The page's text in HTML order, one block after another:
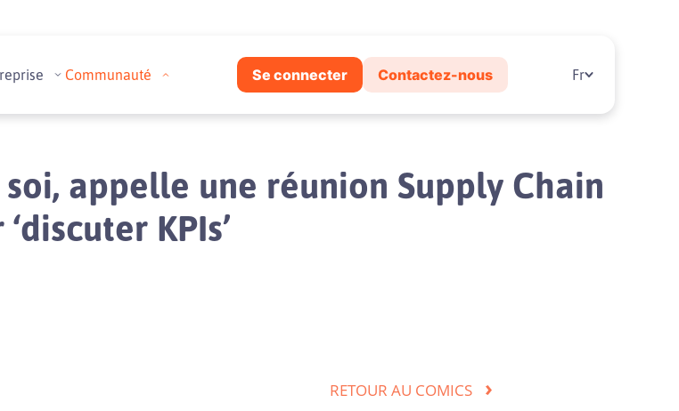
Communauté Se connecter Contactez-nous Fr
appelle une réunion Supply Chain
KPIs’
RETOUR AU COMICS ›